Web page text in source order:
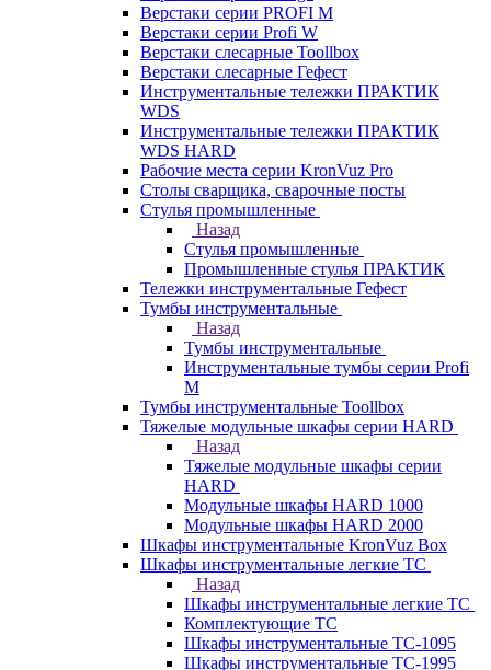
Верстаки серии PROFI M
Верстаки серии Profi W
Верстаки слесарные Toollbox
Верстаки слесарные Гефест
Инструментальные тележки ПРАКТИК
WDS
Инструментальные тележки ПРАКТИК
WDS HARD
Рабочие места серии KronVuz Pro
Столы сварщика, сварочные посты
Стулья промышленные
Назад
Стулья промышленные
Промышленные стулья ПРАКТИК
Тележки инструментальные Гефест
Тумбы инструментальные
Назад
Тумбы инструментальные
Инструментальные тумбы серии Profi
M
Тумбы инструментальные Toollbox
Тяжелые модульные шкафы серии HARD
Назад
Тяжелые модульные шкафы серии
HARD
Модульные шкафы HARD 1000
Модульные шкафы HARD 2000
Шкафы инструментальные KronVuz Box
Шкафы инструментальные легкие ТС
Назад
Шкафы инструментальные легкие ТС
Комплектующие ТС
Шкафы инструментальные TC-1095
Шкафы инструментальные TC-1995